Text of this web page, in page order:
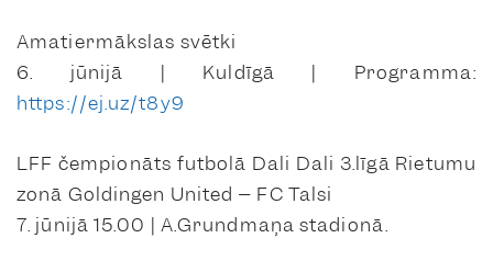
Amatiermākslas svētki
6. jūnijā | Kuldīgā | Programma:
https://ej.uz/t8y9
LFF čempionāts futbolā Dali Dali 3.līgā Rietumu
zonā Goldingen United – FC Talsi
7. jūnijā 15.00 | A.Grundmaņa stadionā.